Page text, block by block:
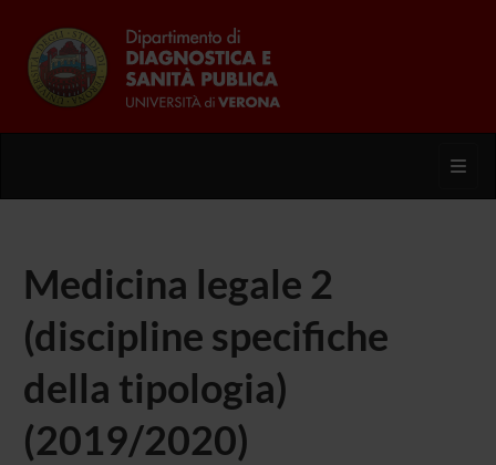
Medicina legale 2
(discipline specifiche
della tipologia)
(2019/2020)